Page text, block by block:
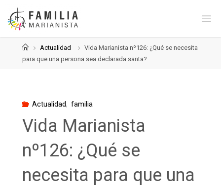
Saltar
contenido
Página
de
Actualidad
Vida Marianista nº126: ¿Qué se necesita
para que una persona sea declarada santa?
Actualidad, familia
Vida Marianista
nº126: ¿Qué se
necesita para que una